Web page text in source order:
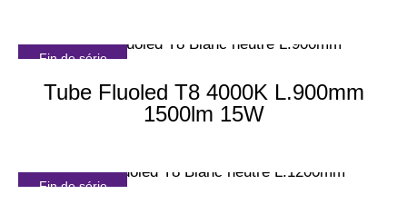
Fin de série
Tube Fluoled T8 4000K L.900mm
1500lm 15W
Fin de série